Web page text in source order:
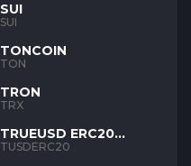
SUI
SUI
TONCOIN
TON
TRON
TRX
TRUEUSD ERC20
TUSD
TUSDERC20